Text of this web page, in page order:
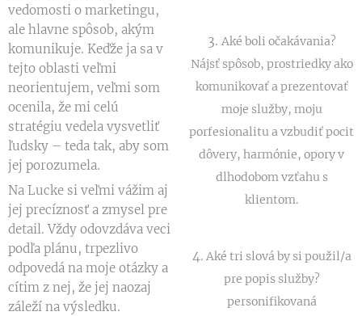
vedomosti o marketingu,
ale hlavne spôsob, akým
komunikuje. Keďže ja sa v
tejto oblasti veľmi
neorientujem, veľmi som
ocenila, že mi celú
stratégiu vedela vysvetliť
ľudsky – teda tak, aby som
jej porozumela.
Na Lucke si veľmi vážim aj
jej precíznosť a zmysel pre
detail. Vždy odovzdáva veci
podľa plánu, trpezlivo
odpovedá na moje otázky a
cítim z nej, že jej naozaj
záleží na výsledku.
3. Aké boli očakávania?
Nájsť spôsob, prostriedky ako
komunikovať a prezentovať
moje služby, moju
porfesionalitu a vzbudiť pocit
dôvery, harmónie, opory v
dlhodobom vzťahu s
klientom.
4. Aké tri slová by si použil/a
pre popis služby?
personifikovaná